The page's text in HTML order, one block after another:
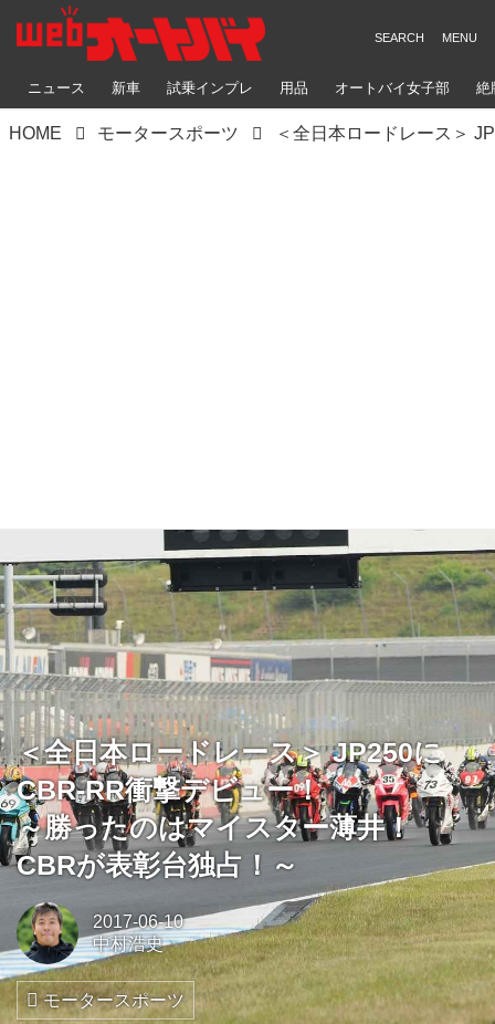
ニュース 新車 試乗インプレ 用品 オートバイ女子部 絶
HOME モータースポーツ
＜全日本ロードレース＞ JP250に
CBR-RR衝撃デビュー！
～勝ったのはマイスター薄井！
CBRが表彰台独占！～
2017-06-10
中村浩史
モータースポーツ